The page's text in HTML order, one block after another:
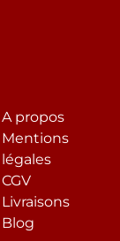
A propos
Mentions
légales
CGV
Livraisons
Blog